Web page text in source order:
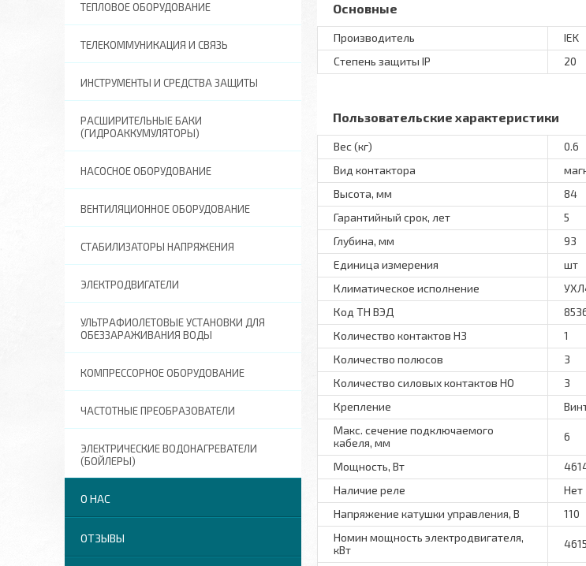
Основные
Производитель
IEK
Степень защиты IP
20
Пользовательские характеристики
Вес (кг)
0.6
Вид контактора
Высота, мм
84
Гарантийный срок, лет
5
Глубина, мм
93
Единица измерения
шт
Климатическое исполнение
Код ТН ВЭД
Количество контактов НЗ
1
Количество полюсов
3
Количество силовых контактов НО
3
Крепление
Макс. сечение подключаемого
кабеля, мм
6
Мощность, Вт
Наличие реле
Нет
Напряжение катушки управления, В
110
Номин мощность электродвигателя,
кВт
ТЕПЛОВОЕ ОБОРУДОВАНИЕ
ТЕЛЕКОММУНИКАЦИЯ И СВЯЗЬ
ИНСТРУМЕНТЫ И СРЕДСТВА ЗАЩИТЫ
РАСШИРИТЕЛЬНЫЕ БАКИ
(ГИДРОАККУМУЛЯТОРЫ)
НАСОСНОЕ ОБОРУДОВАНИЕ
ВЕНТИЛЯЦИОННОЕ ОБОРУДОВАНИЕ
СТАБИЛИЗАТОРЫ НАПРЯЖЕНИЯ
ЭЛЕКТРОДВИГАТЕЛИ
УЛЬТРАФИОЛЕТОВЫЕ УСТАНОВКИ ДЛЯ
ОБЕЗЗАРАЖИВАНИЯ ВОДЫ
КОМПРЕССОРНОЕ ОБОРУДОВАНИЕ
ЧАСТОТНЫЕ ПРЕОБРАЗОВАТЕЛИ
ЭЛЕКТРИЧЕСКИЕ ВОДОНАГРЕВАТЕЛИ
(БОЙЛЕРЫ)
О НАС
ОТЗЫВЫ